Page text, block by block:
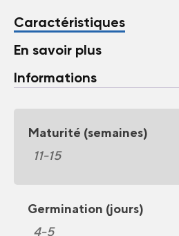
Caractéristiques
En savoir plus
Informations
Maturité (semaines)
11-15
Germination (jours)
4-5